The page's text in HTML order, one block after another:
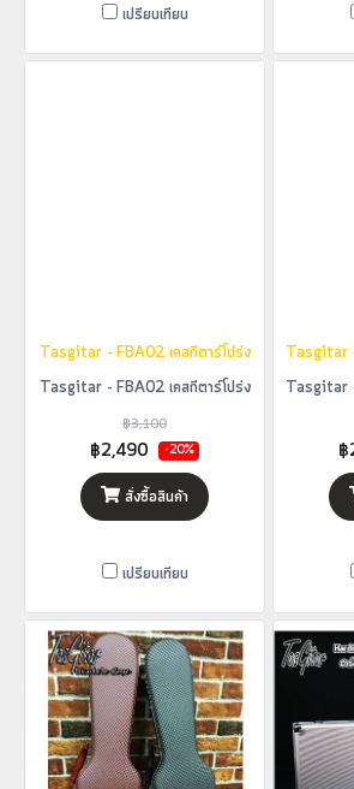
เปรียบเทียบ
Tasgitar - FBA02 เคสกีตาร์โปร่ง
Tasgitar - FBA02 เคสกีตาร์โปร่ง
฿3,100
฿2,490 -20%
สั่งซื้อสินค้า
เปรียบเทียบ
Tasgitar
Tasgitar